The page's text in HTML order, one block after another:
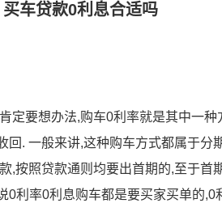
车贷款0利息合适吗
定要想办法,购车0利率就是其中一
回. 一般来讲,这种购车方式都属于
,按照贷款通则均要出首期的,至于
0利率0利息购车都是要买家买单的